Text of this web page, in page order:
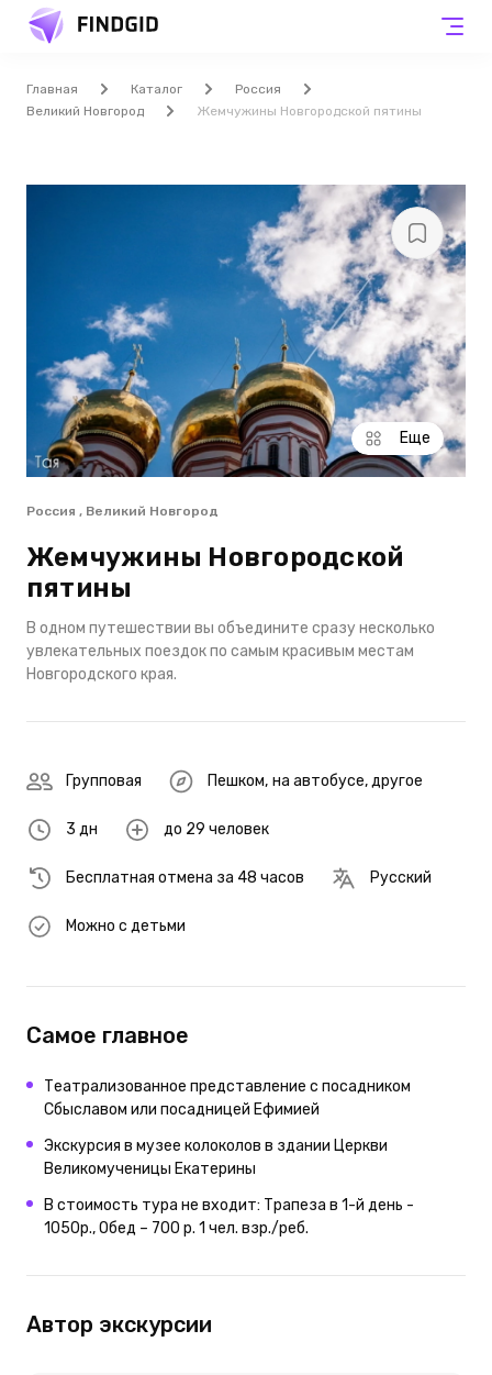
Главная Каталог
Россия
Великий Новгород
Жемчужины Новгородской пятины
Еще
Россия , Великий Новгород
Жемчужины Новгородской
пятины
В одном путешествии вы объедините сразу несколько
увлекательных поездок по самым красивым местам
Новгородского края.
Групповая Пешком, на автобусе, другое
3 дн до 29 человек
Бесплатная отмена за 48 часов Русский
Можно с детьми
Самое главное
Театрализованное представление с посадником
Сбыславом или посадницей Ефимией
Экскурсия в музее колоколов в здании Церкви
Великомученицы Екатерины
В стоимость тура не входит: Трапеза в 1-й день -
1050р., Обед – 700 р. 1 чел. взр./реб.
Автор экскурсии